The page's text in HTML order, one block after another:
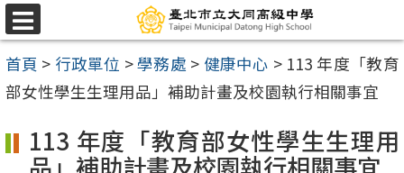
跳
至
主
要
容
選
單
首頁 > 行政單位 >學務處 > 健康中心 > 113 年度「教育
部女性學生生理用品」補助計畫及校園執行相關事宜
113 年度「教育部女性學生生理用